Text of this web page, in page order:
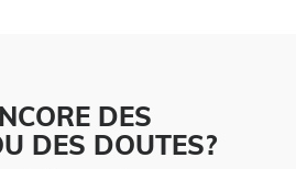
DES
DES DOUTES?